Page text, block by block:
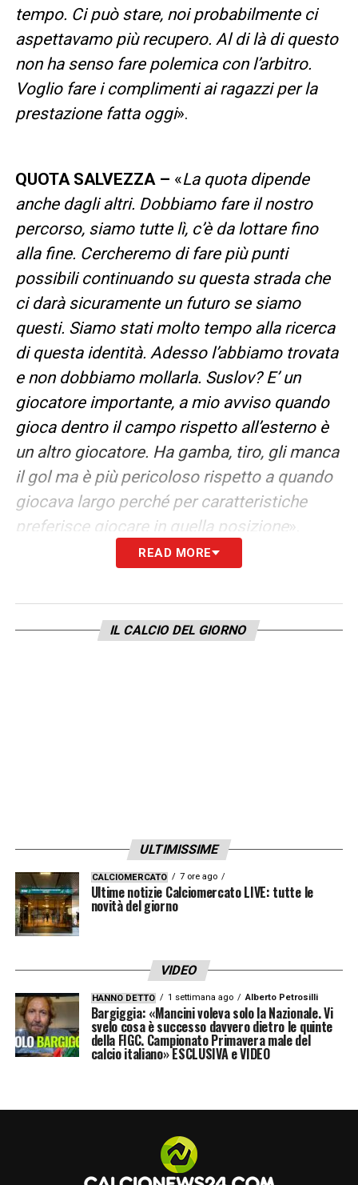
tempo. Ci può stare, noi probabilmente ci
aspettavamo più recupero. Al di là di questo
non ha senso fare polemica con l’arbitro.
Voglio fare i complimenti ai ragazzi per la
prestazione fatta oggi».
QUOTA SALVEZZA – «La quota dipende
anche dagli altri. Dobbiamo fare il nostro
percorso, siamo tutte lì, c’è da lottare fino
alla fine. Cercheremo di fare più punti
possibili continuando su questa strada che
ci darà sicuramente un futuro se siamo
questi. Siamo stati molto tempo alla ricerca
di questa identità. Adesso l’abbiamo trovata
e non dobbiamo mollarla. Suslov? E’ un
giocatore importante, a mio avviso quando
gioca dentro il campo rispetto all’esterno è
un altro giocatore. Ha gamba, tiro, gli manca
il gol ma è più pericoloso rispetto a quando
giocava largo perché per caratteristiche
preferisce giocare in quella posizione».
PARLA TANTE LINGUE DIVERSE– «
non semplice, a livello comunicativo ci vuole
comunicativi ben chiari. Adesso vedo la
squadra diverso, vedo una squadra in campo
che lotta, lavora insieme e questo secondo
me è l’aspetto più importante
LA PLAYLIST DELLE NOSTRE TOP NEWS
READ MORE
IL CALCIO DEL GIORNO
ULTIMISSIME
CALCIOMERCATO 7 ore ago
Ultime notizie Calciomercato LIVE: tutte le
novità del giorno
VIDEO
HANNO DETTO 1 settimana ago Alberto Petrosilli
Bargiggia: «Mancini voleva solo la Nazionale. Vi
svelo cosa è successo davvero dietro le quinte
della FIGC. Campionato Primavera male del
calcio italiano» ESCLUSIVA e VIDEO